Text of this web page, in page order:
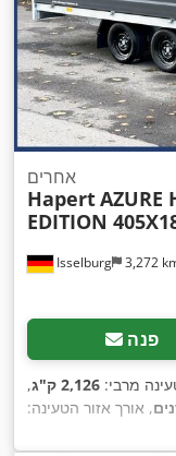
Isselburg 3,272
אחרים
HapertAZURE
EDITION
פנה
מרבי: 2,126 ק"ג
,
, אורך אזור הטעינה: